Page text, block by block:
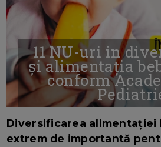
11 NU-uri in
și alimentația
conform
Diversificarea alimentației
extrem de importantă